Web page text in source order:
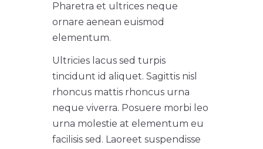
Pharetra et ultrices neque
ornare aenean euismod
elementum.
Ultricies lacus sed turpis
tincidunt id aliquet. Sagittis nisl
rhoncus mattis rhoncus urna
neque viverra. Posuere morbi leo
urna molestie at elementum eu
facilisis sed. Laoreet suspendisse